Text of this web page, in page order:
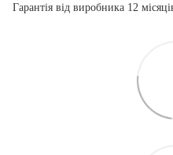
Гарантія від виробника 12